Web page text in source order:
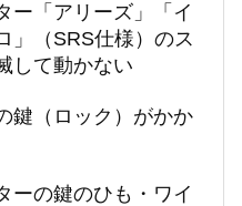
ー「アリーズ」「イ
」（SRS仕様）のス
して動かない
鍵（ロック）がかか
ーの鍵のひも・ワイ